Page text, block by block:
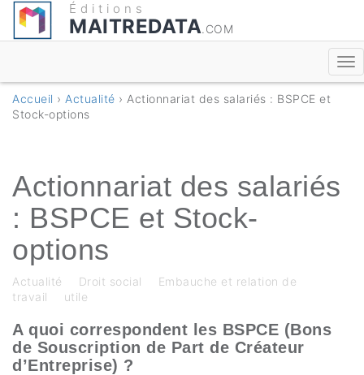
Éditions
MAITREDATA.COM
Accueil › Actualité › Actionnariat des salariés : BSPCE et
Stock-options
Actionnariat des salariés
: BSPCE et Stock-
options
Actualité Droit social
Embauche et relation de
travail
utile
A quoi correspondent les BSPCE (Bons
de Souscription de Part de Créateur
d’Entreprise) ?